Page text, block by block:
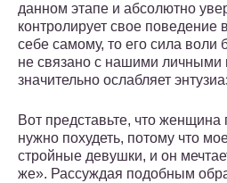
данном этапе и абсолютно
контролирует свое поведение
себе самому, то его сила воли
не связано с нашими личными
значительно ослабляет
Вот представьте, что женщина
нужно похудеть, потому что
стройные девушки, и он
же». Рассуждая подобным